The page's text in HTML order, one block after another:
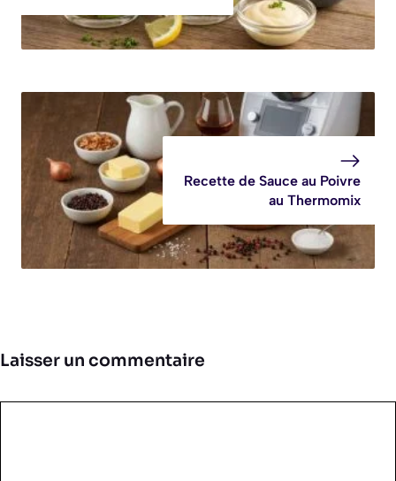
Recette de Sauce au Poivre
au Thermomix
Laisser un commentaire